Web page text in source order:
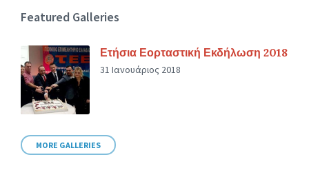
Featured Galleries
Ετήσια Εορταστική Εκδήλωση 2018
31 Ιανουάριος 2018
MORE GALLERIES